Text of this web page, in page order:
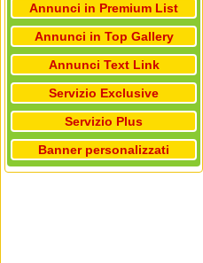
Annunci in Premium List
Annunci in Top Gallery
Annunci Text Link
Servizio Exclusive
Servizio Plus
Banner personalizzati